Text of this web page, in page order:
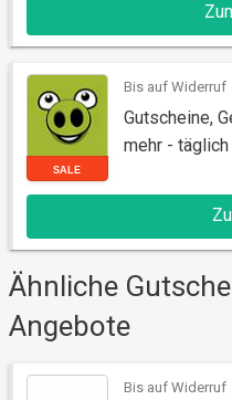
RABATT
SALE
Bis auf Widerruf
Gutscheine,
mehr -
Ähnliche
Angebote
Bis auf Widerruf